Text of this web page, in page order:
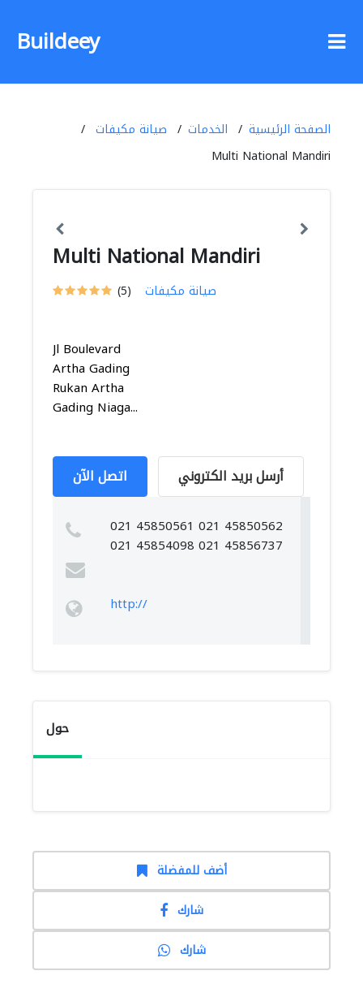
Buildeey
الصفحة الرئيسية الخدمات
صيانة مكيفات
Multi National Mandiri
Multi National Mandiri
(5) صيانة مكيفات
Jl Boulevard
Artha Gading
Rukan Artha
Gading Niaga...
اتصل الآن أرسل بريد الكتروني
021 45850561 021 45850562
021 45854098 021 45856737
http://
حول
أضف للمفضلة
شارك
شارك